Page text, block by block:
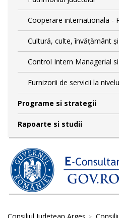
Cooperare internationala -
Cultură, culte, învățământ
Control Intern Managerial
Furnizorii de servicii la
Programe si strategii
Rapoarte si studii